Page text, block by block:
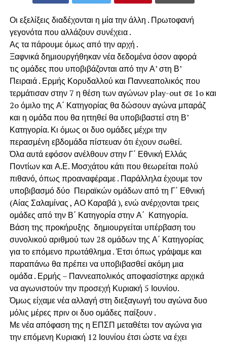
Οι εξελίξεις διαδέχονται η μία την άλλη . Πρωτοφανή
γεγονότα που αλλάζουν συνέχεια .
Ας τα πάρουμε όμως από την αρχή .
Ξαφνικά δημιουργήθηκαν νέα δεδομένα όσον αφορά
τις ομάδες που υποβιβάζονται από την Α’ στη Β’
Πειραιά . Ερμής Κορυδαλλού και Παννεαπολικός που
τερμάτισαν στην 7 η θέση των αγώνων play-out σε 1o και
2o όμιλο της Α΄ Κατηγορίας θα δώσουν αγώνα μπαράζ
και η ομάδα που θα ηττηθεί θα υποβιβαστεί στη Β’
Κατηγορία. Κι όμως οι δυο ομάδες μέχρι την
περασμένη εβδομάδα πίστευαν ότι έχουν σωθεί.
Όλα αυτά εφόσον ανέλθουν στην Γ΄ Εθνική Ελλάς
Ποντίων και Α.Ε. Μοσχάτου κάτι που θεωρείται πολύ
πιθανό, όπως προαναφέραμε . Παράλληλα έχουμε τον
υποβιβασμό δύο Πειραϊκών ομάδων από τη Γ΄ Εθνική
(Αίας Σαλαμίνας , ΑΟ Καραβά ), ενώ ανέρχονται τρεις
ομάδες από την Β΄ Κατηγορία στην Α΄ Κατηγορία.
Βάση της προκήρυξης δημιουργείται υπέρβαση του
συνολικού αριθμού των 28 ομάδων της Α΄ Κατηγορίας
για το επόμενο πρωτάθλημα . Έτσι όπως γράψαμε και
παραπάνω θα πρέπει να υποβιβασθεί ακόμη μια
ομάδα . Ερμής – Παννεαπολικός αποφασίστηκε αρχικά
να αγωνιστούν την προσεχή Κυριακή 5 Ιουνίου.
Όμως είχαμε νέα αλλαγή στη διεξαγωγή του αγώνα δυο
μόλις μέρες πριν οι δυο ομάδες παίξουν .
Με νέα απόφαση της η ΕΠΣΠ μεταθέτει τον αγώνα για
την επόμενη Κυριακή 12 Ιουνίου έτσι ώστε να έχει